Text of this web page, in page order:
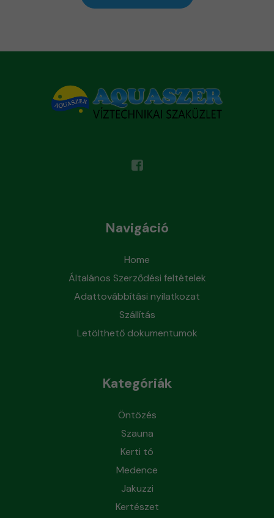
Navigáció
Home
Általános Szerződési feltételek
Adattovábbítási nyilatkozat
Szállítás
Letölthető dokumentumok
Kategóriák
Öntözés
Szauna
Kerti tó
Medence
Jakuzzi
Kertészet